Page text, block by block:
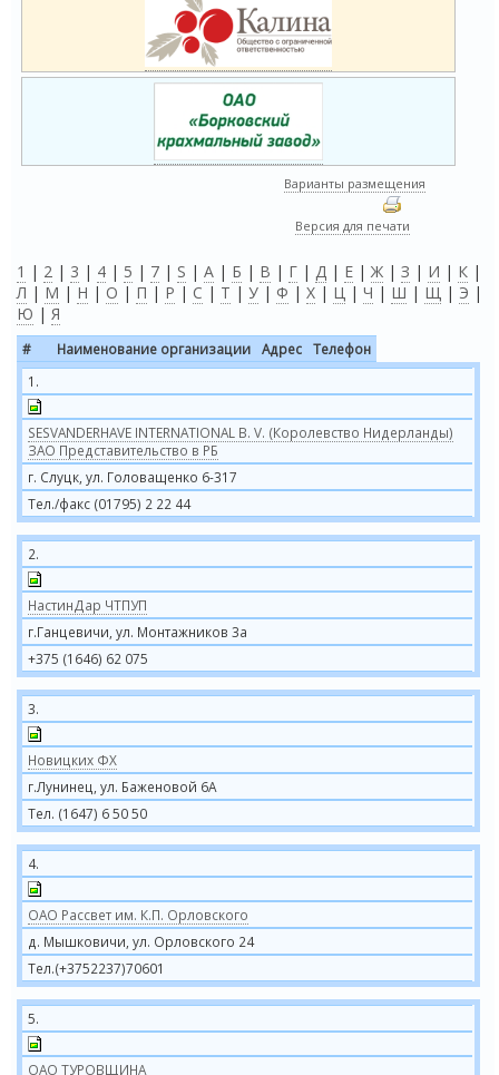
Варианты размещения
Версия для печати
1 | 2 | 3 | 4 | 5 | 7 | S | А | Б | В | Г | Д | Е | Ж | З | И | К |
Л | М | Н | О | П | Р | С | Т | У | Ф | Х | Ц | Ч | Ш | Щ | Э |
Ю | Я
# Наименование организации Адрес
Телефон
1.
SESVANDERHAVE INTERNATIONAL B. V. (Королевство Нидерланды)
ЗАО Представительство в РБ
г. Слуцк, ул. Головащенко 6-317
Тел./факс (01795) 2 22 44
2.
НастинДар ЧТПУП
г.Ганцевичи, ул. Монтажников 3а
+375 (1646) 62 075
3.
Новицких ФХ
г.Лунинец, ул. Баженовой 6А
Тел. (1647) 6 50 50
4.
ОАО Рассвет им. К.П. Орловского
д. Мышковичи, ул. Орловского 24
Тел.(+3752237)70601
5.
ОАО ТУРОВЩИНА